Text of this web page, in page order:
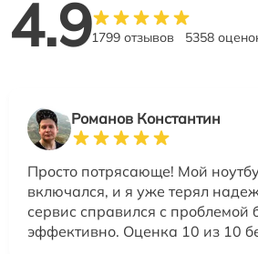
4.91799 отзывов 5358
Романов Константин
Просто потрясающе! Мой
включался, и я уже терял
сервис справился с проблемой
эффективно. Оценка 10 из 10